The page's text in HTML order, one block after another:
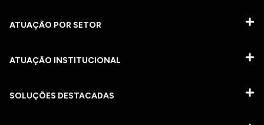
ATUAÇÃO POR SETOR
ATUAÇÃO INSTITUCIONAL
SOLUÇÕES DESTACADAS